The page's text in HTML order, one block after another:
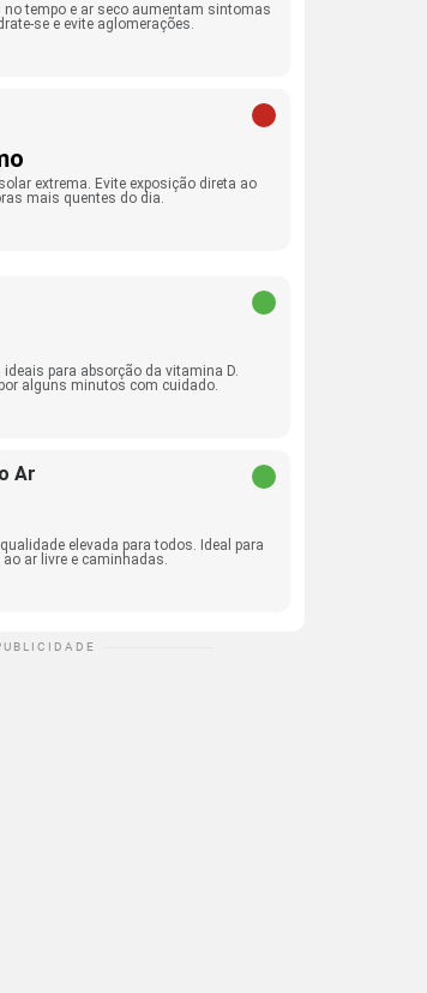
no tempo e ar seco aumentam sintomas
se e evite aglomerações.
extrema. Evite exposição direta ao
mais quentes do dia.
ideais para absorção da vitamina D.
alguns minutos com cuidado.
Ar
elevada para todos. Ideal para
ar livre e caminhadas.